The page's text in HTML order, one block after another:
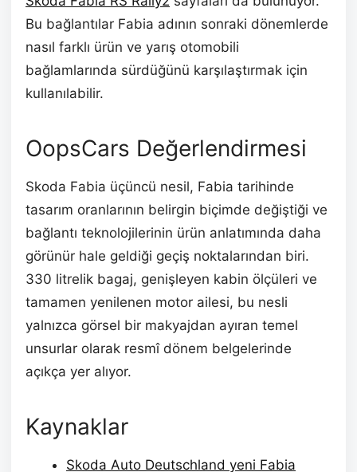
Bu bağlantılar Fabia adının sonraki dönemlerde
nasıl farklı ürün ve yarış otomobili
bağlamlarında sürdüğünü karşılaştırmak için
kullanılabilir.
OopsCars Değerlendirmesi
Skoda Fabia üçüncü nesil, Fabia tarihinde
tasarım oranlarının belirgin biçimde değiştiği ve
bağlantı teknolojilerinin ürün anlatımında daha
görünür hale geldiği geçiş noktalarından biri.
330 litrelik bagaj, genişleyen kabin ölçüleri ve
tamamen yenilenen motor ailesi, bu nesli
yalnızca görsel bir makyajdan ayıran temel
unsurlar olarak resmî dönem belgelerinde
açıkça yer alıyor.
Kaynaklar
Skoda Auto Deutschland yeni Fabia